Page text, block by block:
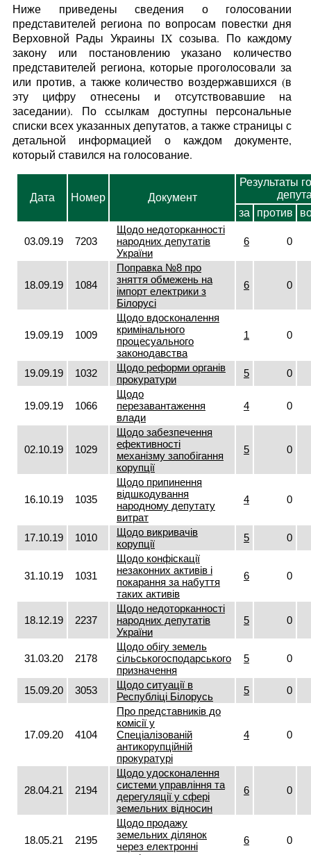
Ниже приведены сведения о голосовании
представителей региона по вопросам повестки дня
Верховной Рады Украины IX созыва. По каждому
закону или постановлению указано количество
представителей региона, которые проголосовали за
или против, а также количество воздержавшихся (в
эту цифру отнесены и отсутствовавшие на
заседании). По ссылкам доступны персональные
списки всех указанных депутатов, а также страницы с
детальной информацией о каждом документе,
который ставился на голосование.
Дата Номер Документ
Результаты
за
против
03.09.19 7203
Щодо недоторканності
народних депутатів
України
6 0
18.09.19 1084
Поправка №8 про
зняття обмежень на
імпорт електрики з
Білорусі
6 0
19.09.19 1009
Щодо вдосконалення
кримінального
процесуального
законодавства
1 0
19.09.19 1032
Щодо реформи органів
прокуратури
5 0
19.09.19 1066
Щодо
перезавантаження
влади
4 0
02.10.19 1029
Щодо забезпечення
ефективності
механізму запобігання
корупції
5 0
16.10.19 1035
Щодо припинення
відшкодування
народному депутату
витрат
4 0
17.10.19 1010
Щодо викривачів
корупції
5 0
31.10.19 1031
Щодо конфіскації
незаконних активів і
покарання за набуття
таких активів
6 0
18.12.19 2237
Щодо недоторканності
народних депутатів
України
5 0
31.03.20 2178
Щодо обігу земель
сільськогосподарського
призначення
5 0
15.09.20 3053
Щодо ситуації в
Республіці Білорусь
5 0
17.09.20 4104
Про представників до
комісії у
Спеціалізованій
антикорупційній
прокуратурі
4 0
28.04.21 2194
Щодо удосконалення
системи управління та
дерегуляції у сфері
земельних відносин
6 0
18.05.21 2195
Щодо продажу
земельних ділянок
через електронні
6 0